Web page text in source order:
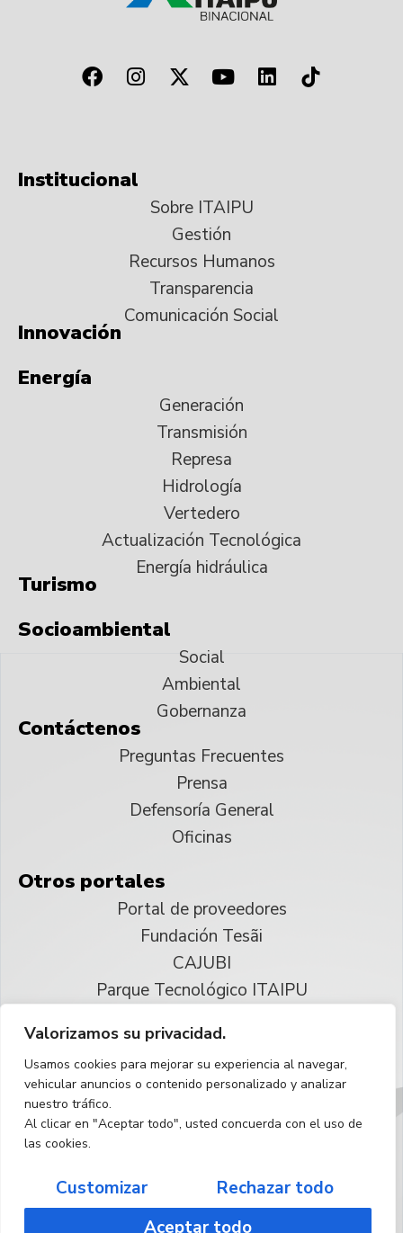
Valorizamos su privacidad.
Usamos cookies para mejorar su experiencia al navegar,
vehicular anuncios o contenido personalizado y analizar
nuestro tráfico.
Al clicar en "Aceptar todo", usted concuerda con el uso de
las cookies.
Customizar
Rechazar todo
Aceptar todo
Institucional
Sobre ITAIPU
Gestión
Recursos Humanos
Transparencia
Comunicación Social
Innovación
Energía
Generación
Transmisión
Represa
Hidrología
Vertedero
Actualización Tecnológica
Energía hidráulica
Turismo
Socioambiental
Social
Ambiental
Gobernanza
Contáctenos
Preguntas Frecuentes
Prensa
Defensoría General
Oficinas
Otros portales
Portal de proveedores
Fundación Tesãi
CAJUBI
Parque Tecnológico ITAIPU
Reservados todos los derechos
Español